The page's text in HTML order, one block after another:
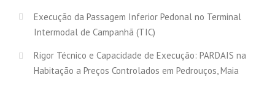
Execução da Passagem Inferior Pedonal no Terminal
Intermodal de Campanhã (TIC)
Rigor Técnico e Capacidade de Execução: PARDAIS na
Habitação a Preços Controlados em Pedrouços, Maia